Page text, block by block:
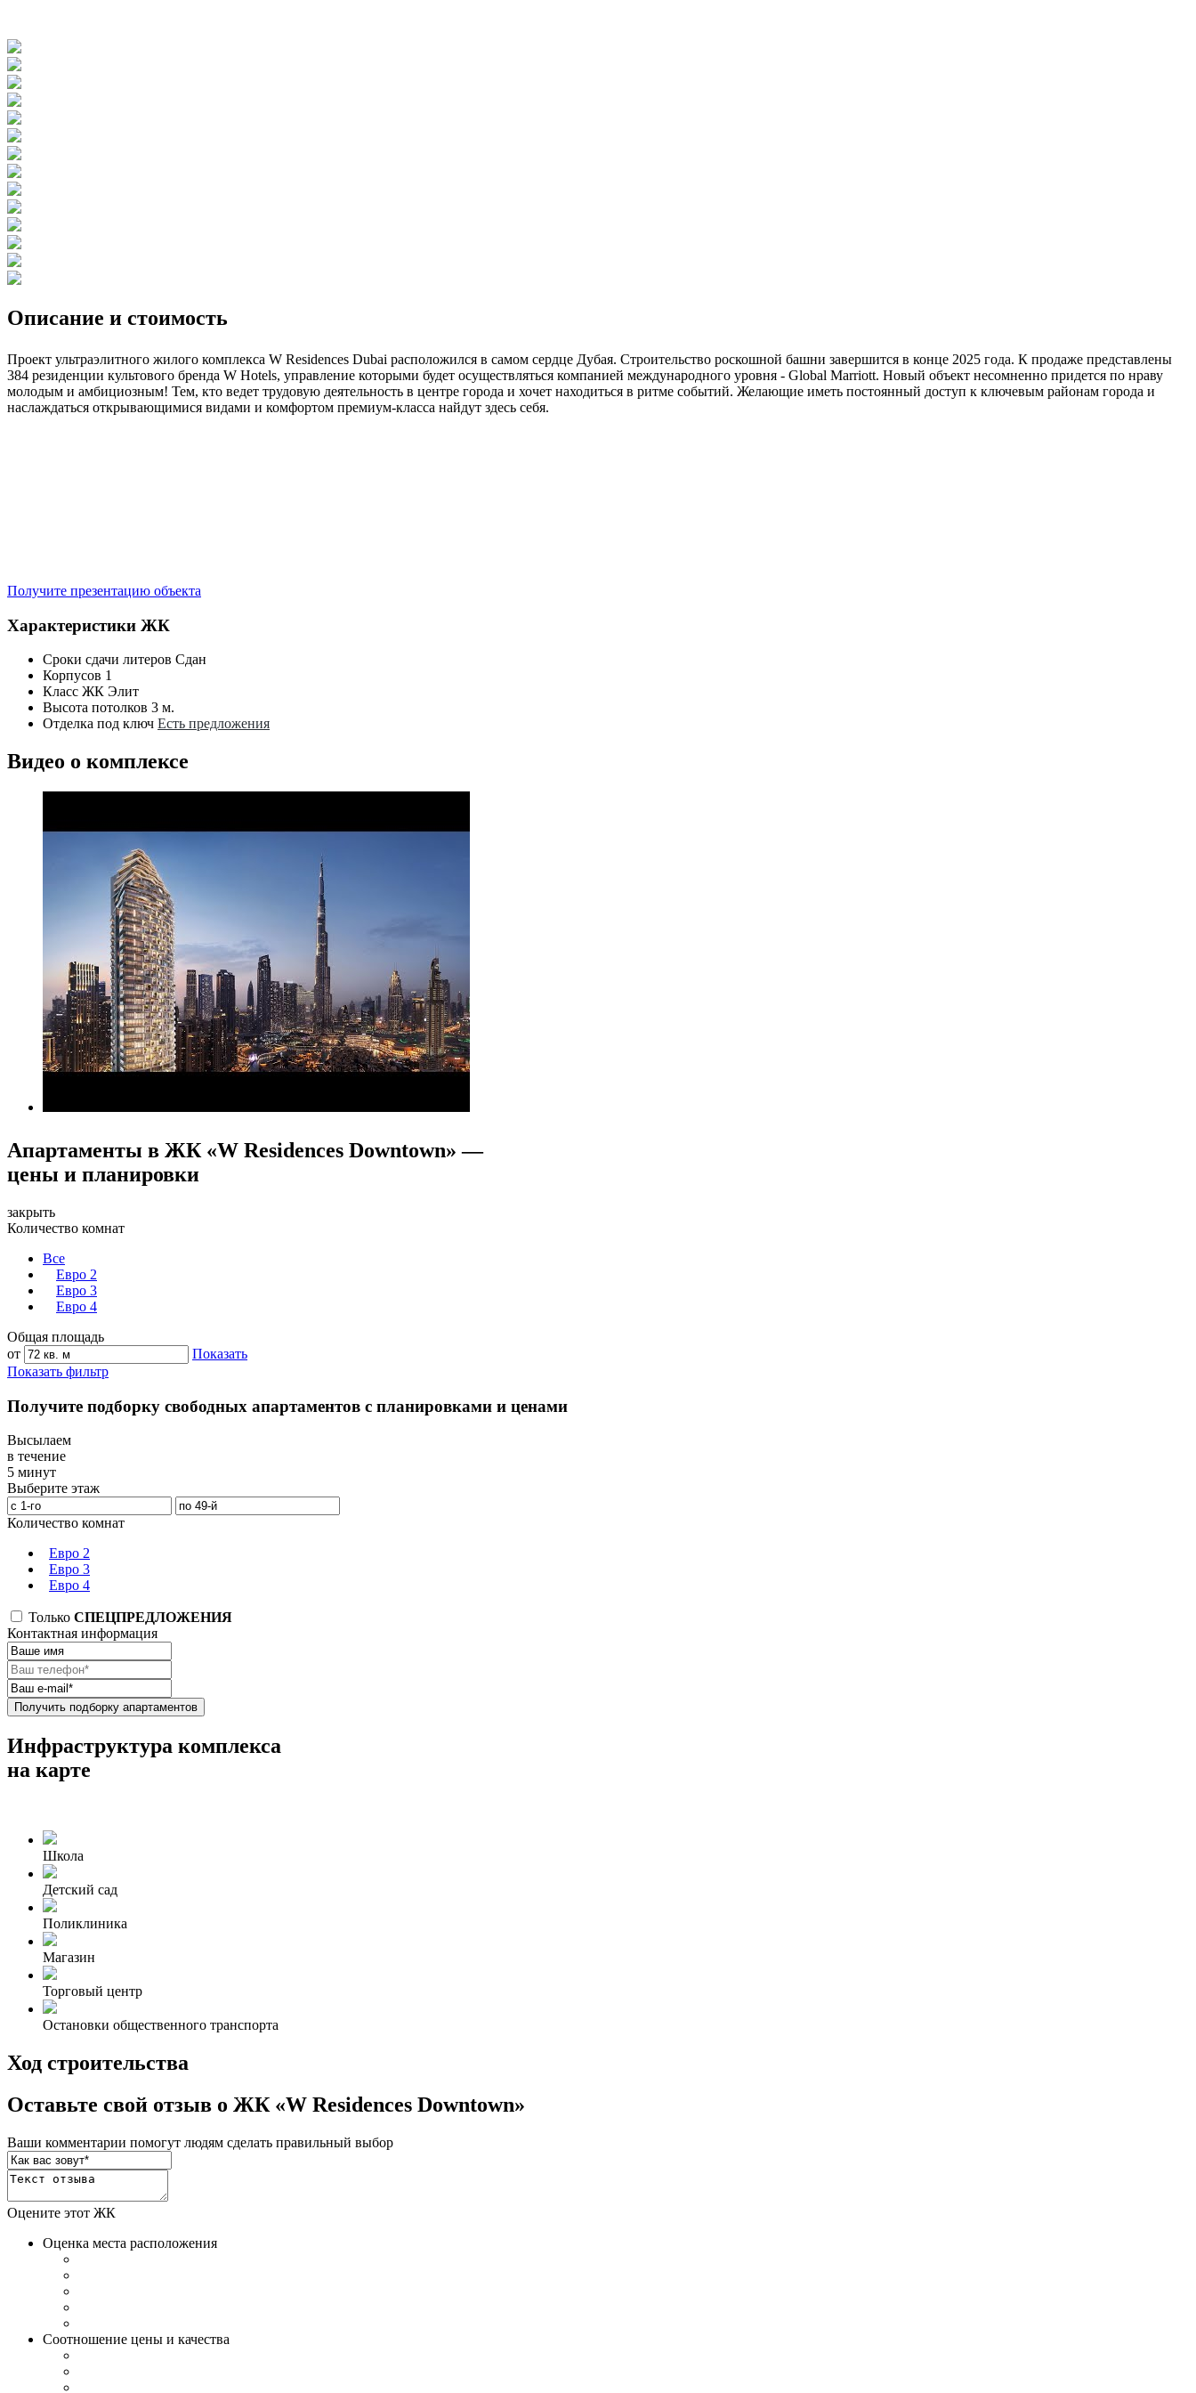
Описание и стоимость
Проект ультраэлитного жилого комплекса W Residences Dubai расположился в самом сердце Дубая. Строительство роскошной башни завершится в конце 2025 года. К продаже представлены
384 резиденции культового бренда W Hotels, управление которыми будет осуществляться компанией международного уровня - Global Marriott. Новый объект несомненно придется по нраву
молодым и амбициозным! Тем, кто ведет трудовую деятельность в центре города и хочет находиться в ритме событий. Желающие иметь постоянный доступ к ключевым районам города и
наслаждаться открывающимися видами и комфортом премиум-класса найдут здесь себя.
Получите презентацию объекта
Характеристики ЖК
Сроки сдачи литеров Сдан
Корпусов 1
Класс ЖК Элит
Высота потолков 3 м.
Отделка под ключ Есть предложения
Видео о комплексе
Апартаменты в ЖК «W Residences Downtown» —
цены и планировки
закрыть
Количество комнат
Все
Евро 2
Евро 3
Евро 4
Общая площадь
от
Показать
Показать фильтр
Получите подборку свободных апартаментов с планировками и ценами
Высылаем
в течение
5 минут
Выберите этаж
Количество комнат
Евро 2
Евро 3
Евро 4
Только СПЕЦПРЕДЛОЖЕНИЯ
Контактная информация
Получить подборку апартаментов
Инфраструктура комплекса
на карте
Школа
Детский сад
Поликлиника
Магазин
Торговый центр
Остановки общественного транспорта
Ход строительства
Оставьте свой отзыв о ЖК «W Residences Downtown»
Ваши комментарии помогут людям сделать правильный выбор
Оцените этот ЖК
Оценка места расположения
Соотношение цены и качества